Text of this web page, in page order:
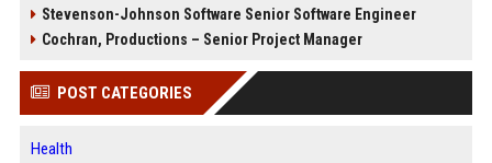
Stevenson-Johnson Software Senior Software Engineer
Cochran, Productions – Senior Project Manager
POST CATEGORIES
Health